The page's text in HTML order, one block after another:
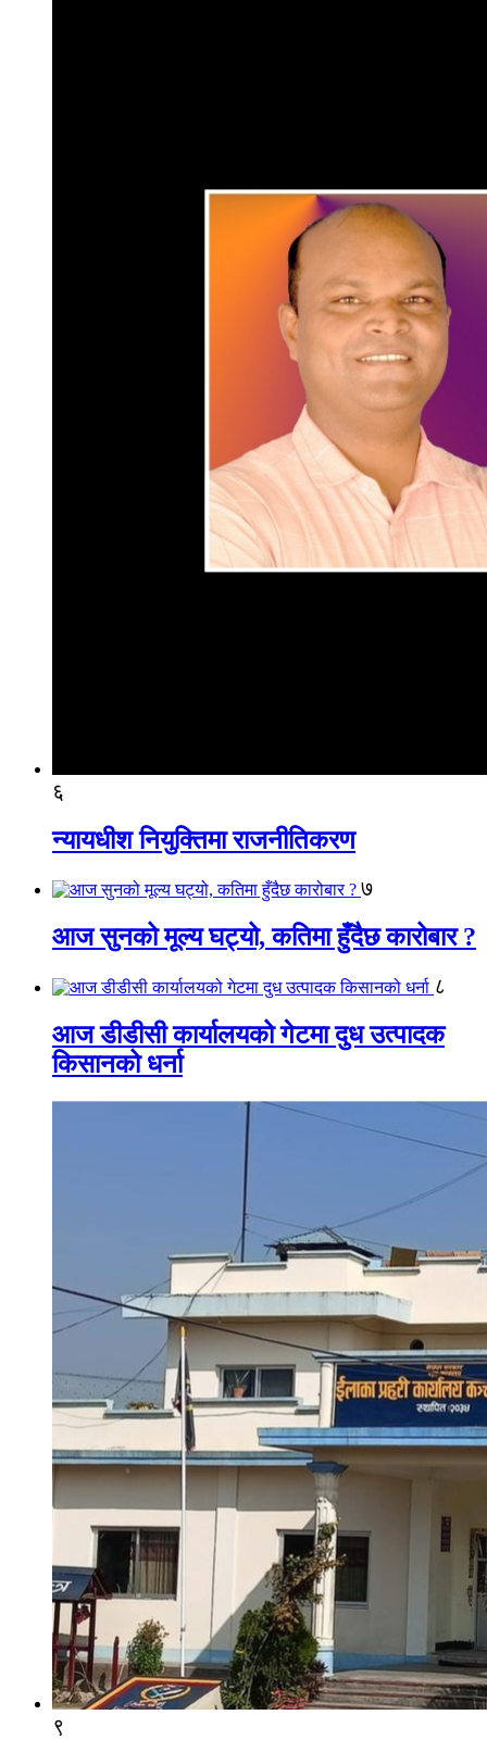
६
न्यायधीश नियुक्तिमा राजनीतिकरण
७
आज सुनको मूल्य घट्यो, कतिमा हुँदैछ कारोबार ?
८
आज डीडीसी कार्यालयको गेटमा दुध उत्पादक
किसानको धर्ना
९